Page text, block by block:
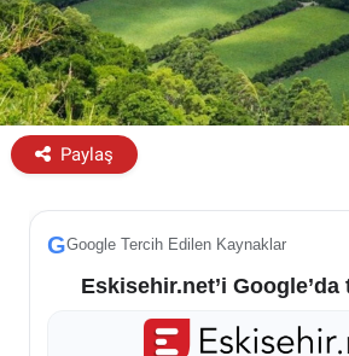
Paylaş
GGoogle Tercih Edilen Kaynaklar
Eskisehir.net’i
Eskişehir Otobüs Saatleri